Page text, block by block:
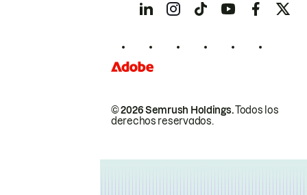
© 2026 Semrush Holdings.Todos los
derechos reservados.